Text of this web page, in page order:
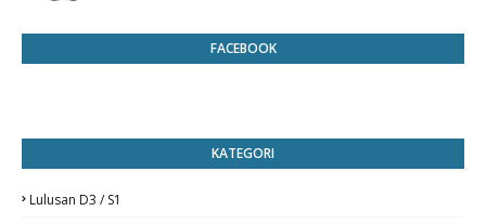
FACEBOOK
KATEGORI
Lulusan D3 / S1